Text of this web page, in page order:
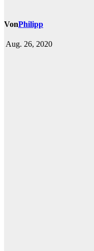
VonPhilipp
Aug. 26, 2020